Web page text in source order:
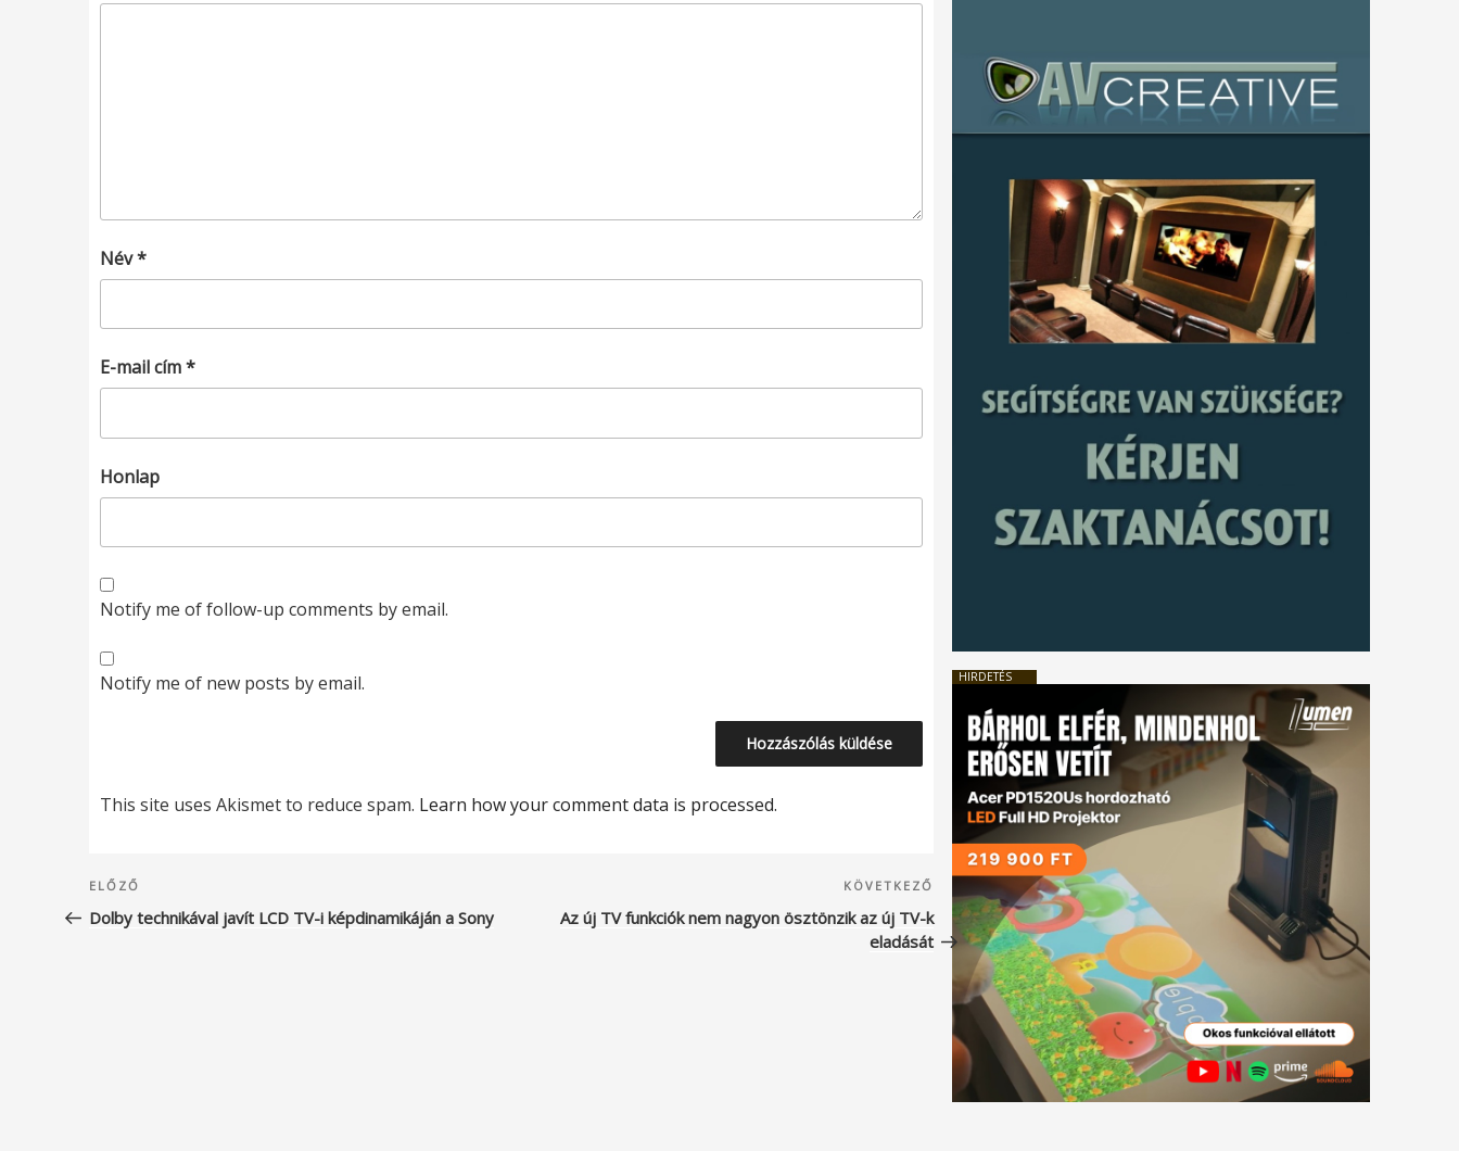
Név*
E-mail cím*
Honlap
Notify me of follow-up comments by email.
Notify me of new posts by email.
This site uses Akismet to reduce spam. Learn how your comment data is processed.
Bejegyzés
navigáció
Korábbi
bejegyzés
ELŐZŐ
Dolby technikával javít LCD TV-i képdinamikáján a Sony
Következő
bejegyzés
KÖVETKEZŐ
Az új TV funkciók nem nagyon ösztönzik az új TV-k
eladását
HIRDETÉS